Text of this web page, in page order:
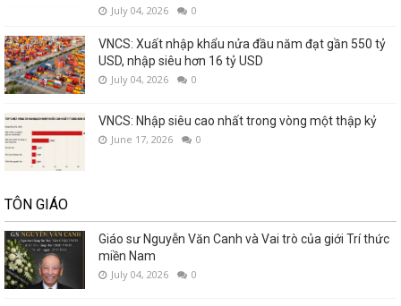
July 04, 2026 0
VNCS: Xuất nhập khẩu nửa đầu năm đạt gần 550 tỷ
USD, nhập siêu hơn 16 tỷ USD
July 04, 2026 0
VNCS: Nhập siêu cao nhất trong vòng một thập kỷ
June 17, 2026 0
TÔN GIÁO
Giáo sư Nguyễn Văn Canh và Vai trò của giới Trí thức
miền Nam
July 04, 2026 0